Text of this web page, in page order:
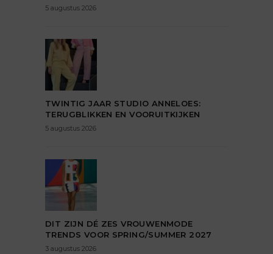
5 augustus 2026
TWINTIG JAAR STUDIO ANNELOES:
TERUGBLIKKEN EN VOORUITKIJKEN
5 augustus 2026
DIT ZIJN DÉ ZES VROUWENMODE
TRENDS VOOR SPRING/SUMMER 2027
3 augustus 2026